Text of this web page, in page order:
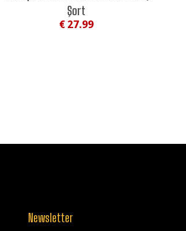
Şort
€ 27.99
Newsletter